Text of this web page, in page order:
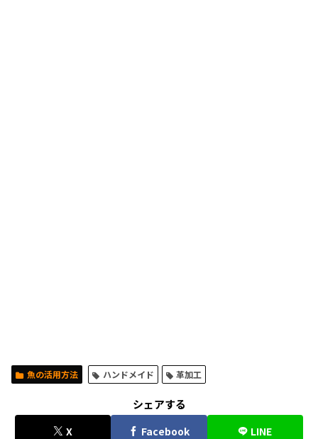
魚の活用方法 ハンドメイド 革加工
シェアする
X Facebook LINE